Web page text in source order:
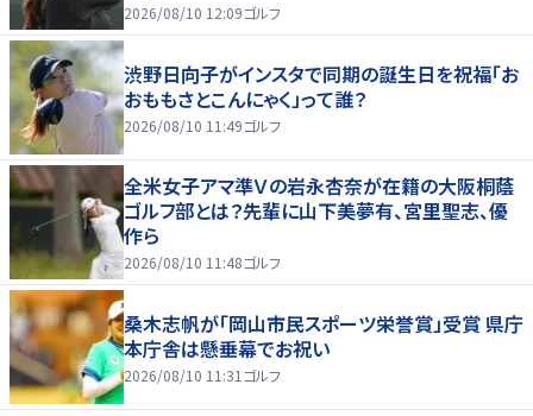
2026/08/10 12:09ゴルフ
渋野日向子がインスタで同期の誕生日を祝福「お
おももさとこんにゃく」って誰？
2026/08/10 11:49ゴルフ
全米女子アマ準Ｖの岩永杏奈が在籍の大阪桐蔭
ゴルフ部とは？先輩に山下美夢有、宮里聖志、優
作ら
2026/08/10 11:48ゴルフ
桑木志帆が「岡山市民スポーツ栄誉賞」受賞 県庁
本庁舎は懸垂幕でお祝い
2026/08/10 11:31 ゴルフ